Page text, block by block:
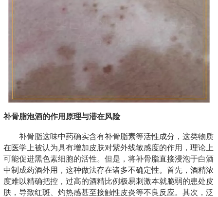
补骨脂泡酒的作用原理与潜在风险
补骨脂这味中药确实含有补骨脂素等活性成分，这类物质
在医学上被认为具有增加皮肤对紫外线敏感度的作用，理论上
可能促进黑色素细胞的活性。但是，将补骨脂直接浸泡于白酒
中制成药酒外用，这种做法存在诸多不确定性。首先，酒精浓
度难以精确把控，过高的酒精比例极易刺激本就脆弱的患处皮
肤，导致红斑、灼热感甚至接触性皮炎等不良反应。其次，泛